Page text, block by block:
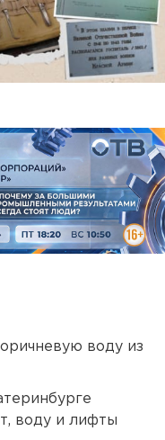
воду из
воду и лифты